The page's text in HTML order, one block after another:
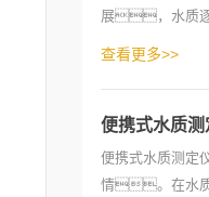
展，水质逐
分肠道传染病
查看更多>>
便携式水质
便携式水质测定
情。在水